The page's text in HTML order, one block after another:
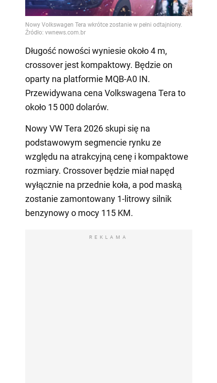
Długość nowości wyniesie około 4 m,
crossover jest kompaktowy. Będzie on
oparty na platformie MQB-A0 IN.
Przewidywana cena Volkswagena Tera to
około 15 000 dolarów.
Nowy VW Tera 2026 skupi się na
podstawowym segmencie rynku ze
względu na atrakcyjną cenę i kompaktowe
rozmiary. Crossover będzie miał napęd
wyłącznie na przednie koła, a pod maską
zostanie zamontowany 1-litrowy silnik
benzynowy o mocy 115 KM.
REKLAMA